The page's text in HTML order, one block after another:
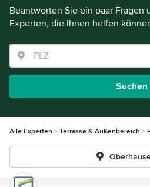
Beantworten Sie ein paar Fragen
Experten, die Ihnen helfen
Suchen
Alle Experten Terrasse & Außenbereich